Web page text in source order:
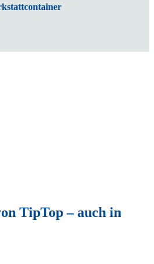
TipTop – auch in